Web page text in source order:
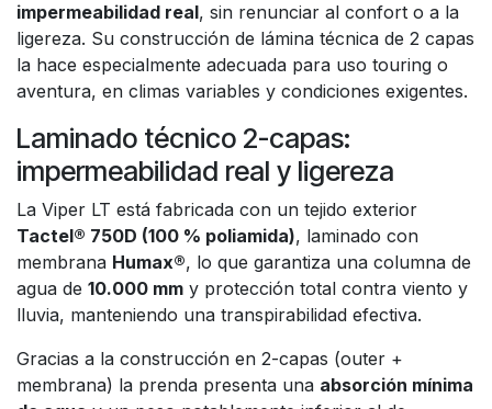
impermeabilidad real, sin renunciar al confort o a la
ligereza. Su construcción de lámina técnica de 2 capas
la hace especialmente adecuada para uso touring o
aventura, en climas variables y condiciones exigentes.
Laminado técnico 2-capas:
impermeabilidad real y ligereza
La Viper LT está fabricada con un tejido exterior
Tactel® 750D (100 % poliamida), laminado con
membrana Humax®, lo que garantiza una columna de
agua de 10.000 mm y protección total contra viento y
lluvia, manteniendo una transpirabilidad efectiva.
Gracias a la construcción en 2-capas (outer +
membrana) la prenda presenta una absorción mínima